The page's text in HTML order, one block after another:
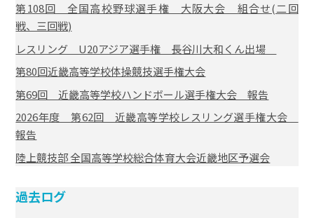
第108回 全国高校野球選手権 大阪大会 組合せ(二回
戦、三回戦)
レスリング U20アジア選手権 長谷川大和くん出場
第80回近畿高等学校体操競技選手権大会
第69回 近畿高等学校ハンドボール選手権大会 報告
2026年度 第62回 近畿高等学校レスリング選手権大会
報告
陸上競技部 全国高等学校総合体育大会近畿地区予選会
過去ログ